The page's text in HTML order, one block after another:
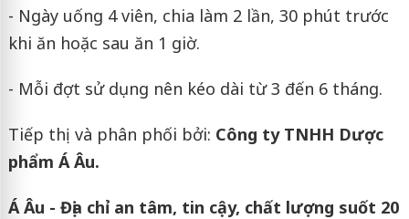
- Ngày uống 4 viên, chia làm 2 lần, 30 phút trước
khi ăn hoặc sau ăn 1 giờ.
- Mỗi đợt sử dụng nên kéo dài từ 3 đến 6 tháng.
Tiếp thị và phân phối bởi: Công ty TNHH Dược
phẩm Á Âu.
Á Âu - Địa chỉ an tâm, tin cậy, chất lượng suốt 20